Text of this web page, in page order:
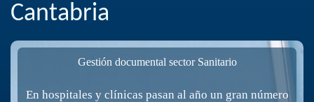
Cantabria
Gestión documental sector Sanitario
En hospitales y clínicas pasan al año un gran número